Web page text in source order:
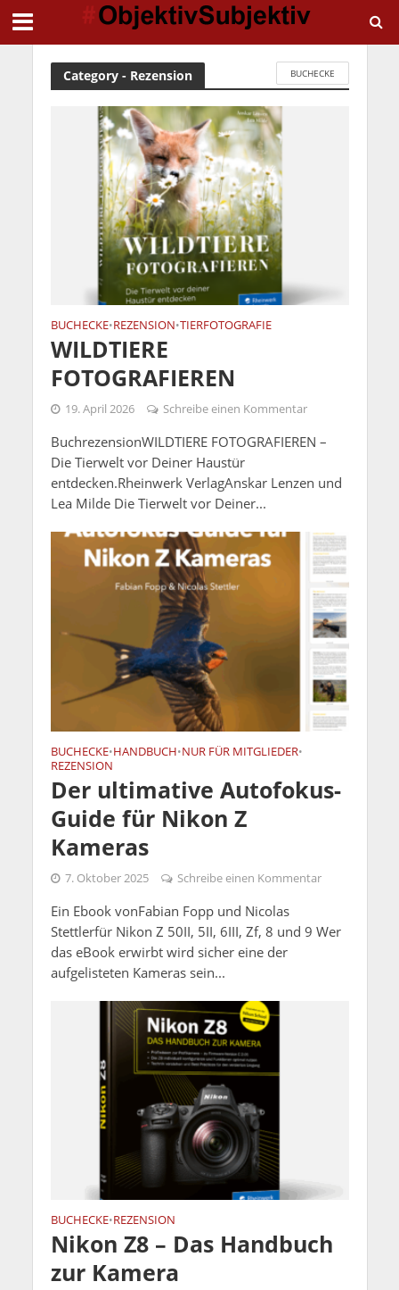
Category - Rezension BUCHECKE
BUCHECKE•REZENSION•TIERFOTOGRAFIE
WILDTIERE
FOTOGRAFIEREN
19. April 2026 Schreibe einen Kommentar
BuchrezensionWILDTIERE FOTOGRAFIEREN –
Die Tierwelt vor Deiner Haustür
entdecken.Rheinwerk VerlagAnskar Lenzen und
Lea Milde Die Tierwelt vor Deiner...
BUCHECKE•HANDBUCH•NUR FÜR MITGLIEDER•
REZENSION
Der ultimative Autofokus-
Guide für Nikon Z
Kameras
7. Oktober 2025 Schreibe einen Kommentar
Ein Ebook vonFabian Fopp und Nicolas
Stettlerfür Nikon Z 50II, 5II, 6III, Zf, 8 und 9 Wer
das eBook erwirbt wird sicher eine der
aufgelisteten Kameras sein...
BUCHECKE•REZENSION
Nikon Z8 – Das Handbuch
zur Kamera